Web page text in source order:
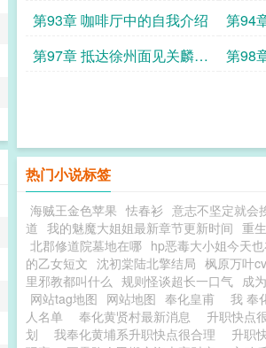
感谢天兰河的阿克琉克
第93章 咖啡厅中的自我介绍
第94
长军
第97章 抵达徐州面见关麟征
第98
热门小说标签
海贼王金色苹果 怯春衫 意志不坚定就会
道 我的魅魔大姐姐最新章节更新时间 重
北郡修道院墓地在哪 hp恶毒大小姐今天
的乙女短文 沈初棠陆北擎结局 枫原万叶cv
里邪教都叫什么 规则怪谈超长一口气 成
网站tag地图 网站地图 奉化皇甫 我 奉
人名单
奉化黄贤村最新消息 升职快点
划
我奉化黄埔系升职快点很合理 升职